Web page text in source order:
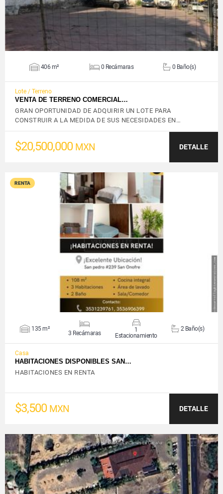
406 m² 0 Recámaras 0 Baño(s)
Lote / Terreno
VENTA DE TERRENO COMERCIAL…
GRAN OPORTUNIDAD DE ADQUIRIR UN LOTE PARA
CONSTRUIR A LA MEDIDA DE SUS NECESIDADES EN…
$20,500,000 MXN DETALLE
RENTA
VER DETALLES
135 m²
3 Recámaras
1
Estacionamiento
2 Baño(s)
Casa
HABITACIONES DISPONIBLES SAN…
HABITACIONES EN RENTA
$3,500 MXN DETALLE